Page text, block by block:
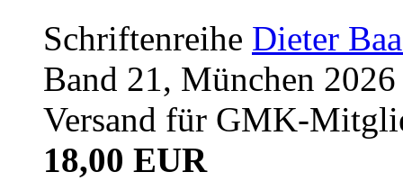
Schriftenreihe Dieter
Band 21, München
Versand für GMK-
18,00 EUR